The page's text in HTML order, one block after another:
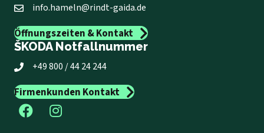
info.hameln@rindt-gaida.de
Öffnungszeiten & Kontakt
ŠKODA Notfallnummer
+49 800 / 44 24 244
Firmenkunden Kontakt